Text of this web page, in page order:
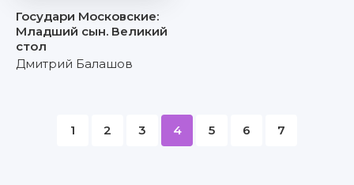
Государи Московские:
Младший сын. Великий
стол
Дмитрий Балашов
1 2 3 4 5 6 7